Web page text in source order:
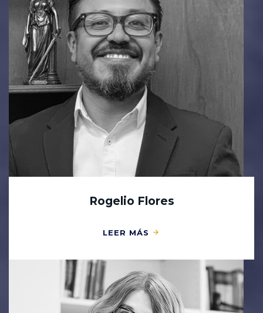
Rogelio Flores
LEER MÁS